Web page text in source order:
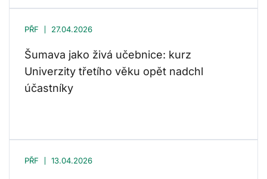
PŘF 27.04.2026
Šumava jako živá učebnice: kurz
Univerzity třetího věku opět nadchl
účastníky
PŘF 13.04.2026